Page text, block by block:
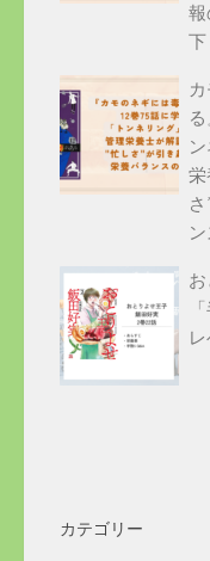
報
下
栄
カテゴリー